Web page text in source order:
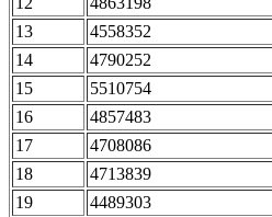
13 4558352
14 4790252
15 5510754
16 4857483
17 4708086
18 4713839
19 4489303